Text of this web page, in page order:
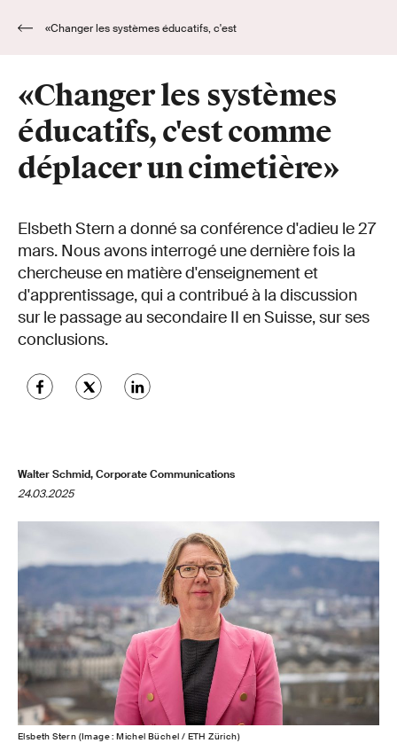
«Changer les systèmes
éducatifs, c'est comme
déplacer un cimetière»
Elsbeth Stern a donné sa conférence d'adieu le 27
mars. Nous avons interrogé une dernière fois la
chercheuse en matière d'enseignement et
d'apprentissage, qui a contribué à la discussion
sur le passage au secondaire II en Suisse, sur ses
conclusions.
Walter Schmid, Corporate Communications
24.03.2025
Elsbeth Stern (Image : Michel Büchel / ETH Zürich)